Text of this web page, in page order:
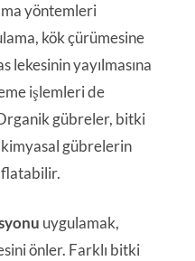
yöntemleri
kök çürümesine
lekesinin yayılmasına
işlemleri de
gübreler, bitki
kimyasal gübrelerin
uygulamak,
önler. Farklı bitki